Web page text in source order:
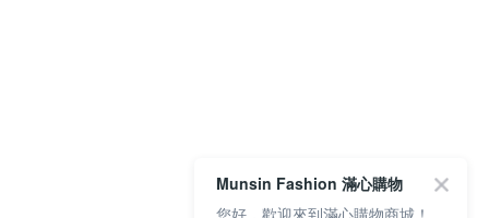
Munsin Fashion 滿心購物
您好，歡迎來到滿心購物商城！